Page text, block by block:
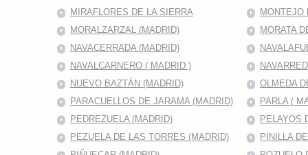
MIRAFLORES DE LA SIERRA
MONTEJO
MORALZARZAL (MADRID)
MORATA
NAVACERRADA (MADRID)
NAVALCARNERO ( MADRID )
NUEVO BAZTÁN (MADRID)
OLMEDA
PARACUELLOS DE JARAMA (MADRID)
PARLA (
PEDREZUELA (MADRID)
PELAYOS
PEZUELA DE LAS TORRES (MADRID)
PINILLA